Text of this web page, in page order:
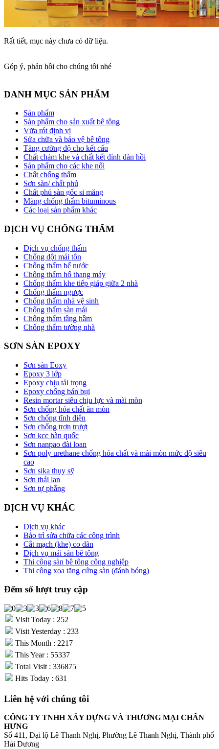
Rất tiết, mục này chưa có dữ liệu.
Góp ý, phản hồi cho chúng tôi nhé
DANH MỤC SẢN PHẨM
Sản phẩm
Sản phẩm cho sản xuất bê tông
Vữa rót định vị
Sửa chữa và bảo vệ bê tông
Tăng cường độ cho kết cấu
Chất chám khe và chất kết dính đàn hồi
Sản phẩm cho các khe nối
Chất chống thấm
Sơn sàn/ chất phủ
Chất phủ sàn gốc si măng
Màng chống thấm bituminous
Các loại sản phẩm khác
DỊCH VỤ CHỐNG THẤM
Dịch vụ chống thấm
Chống dột mái tôn
Chống thấm bể nước
Chống thấm hố thang máy
Chống thấm khe tiếp giáp giữa 2 nhà
Chống thấm ngược
Chống thấm nhà vệ sinh
Chống thấm sàn mái
Chống thấm tầng hầm
Chống thấm tường nhà
SƠN SÀN EPOXY
Sơn sàn Eoxy
Epoxy 3 lớp
Epoxy chịu tải trọng
Epoxy chống bán bụi
Resin mortar siêu chịu lực và mài mòn
Sơn chống hóa chất ăn mòn
Sơn chống tĩnh điện
Sơn chống trơn trượt
Sơn kcc hàn quốc
Sơn nanpao đài loan
Sơn poly urethane chống hóa chất và mài mòn mức độ siêu
cao
Sơn sika thụy sỹ
Sơn thái lan
Sơn tự phẳng
DỊCH VỤ KHÁC
Dịch vụ khác
Bảo trì sửa chữa các công trình
Cắt mạch (khe) co dãn
Dịch vụ mái sàn bê tông
Thi công sàn bê tông công nghiệp
Thi công xoa tăng cứng sàn (đánh bóng)
Đếm số lượt truy cập
Visit Today : 252
Visit Yesterday : 233
This Month : 2217
This Year : 55337
Total Visit : 336875
Hits Today : 631
Liên hệ với chúng tôi
CÔNG TY TNHH XÂY DỰNG VÀ THƯƠNG MẠI CHẤN
HƯNG
Số 411, Đại lộ Lê Thanh Nghị, Phường Lê Thanh Nghị, Thành phố
Hải Dương